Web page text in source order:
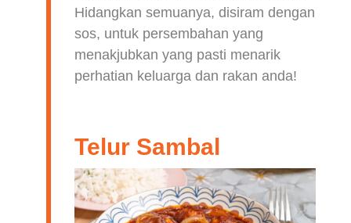
Hidangkan semuanya, disiram dengan
sos, untuk persembahan yang
menakjubkan yang pasti menarik
perhatian keluarga dan rakan anda!
Telur Sambal